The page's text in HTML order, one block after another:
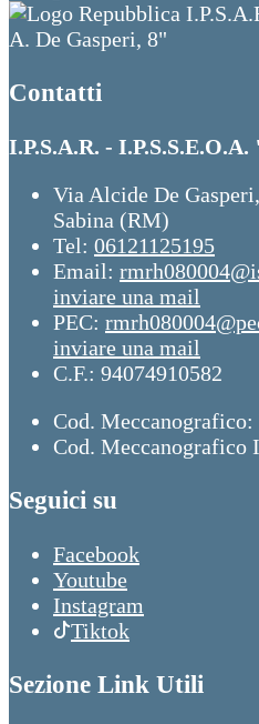
A. De Gasperi, 8"
Contatti
I.P.S.A.R. -
Via Alcide De
Sabina (RM)
Tel: 06121125195
Email:
inviare una mail
PEC:
inviare una mail
C.F.: 94074910582
Cod.
Cod.
Seguici su
Facebook
Youtube
Instagram
Tiktok
Sezione Link Utili